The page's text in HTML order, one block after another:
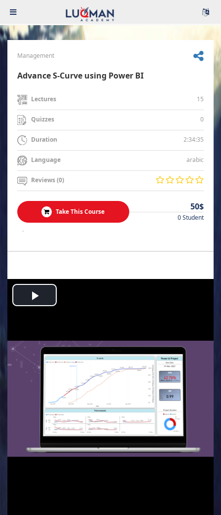
Management
Advance S-Curve using Power BI
Lectures 15
Quizzes 0
Duration 2:34:35
Language arabic
Reviews (0)
Take This Course 50$
0 Student
.
Play